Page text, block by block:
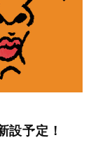
設予定！